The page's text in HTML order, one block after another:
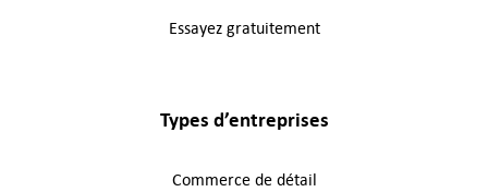
Essayez gratuitement
Types d’entreprises
Commerce de détail